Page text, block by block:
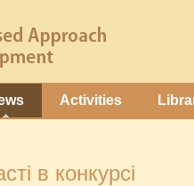
Activities
в конкурсі